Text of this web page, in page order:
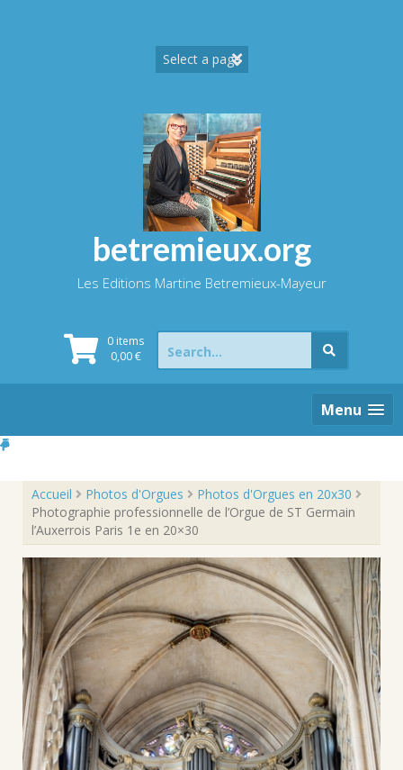
betremieux.org
Les Editions Martine Betremieux-Mayeur
0 items
0,00€
Search
for:
Menu
Accueil Photos d'Orgues
Photos d'Orgues en 20x30
Photographie professionnelle de l’Orgue de ST Germain
l’Auxerrois Paris 1e en 20×30